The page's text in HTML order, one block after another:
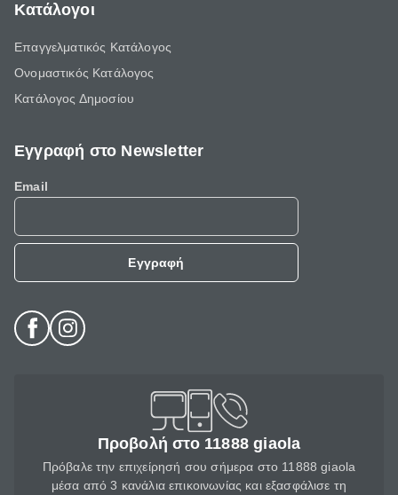
Κατάλογοι
Επαγγελματικός Κατάλογος
Ονομαστικός Κατάλογος
Κατάλογος Δημοσίου
Εγγραφή στο Newsletter
Email
Εγγραφή
Προβολή στο 11888 giaola
Πρόβαλε την επιχείρησή σου σήμερα στο 11888 giaola
μέσα από 3 κανάλια επικοινωνίας και εξασφάλισε τη